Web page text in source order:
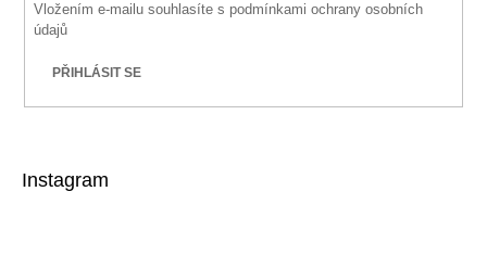
Vložením e-mailu souhlasíte s podmínkami ochrany osobních
údajů
PŘIHLÁSIT SE
Instagram